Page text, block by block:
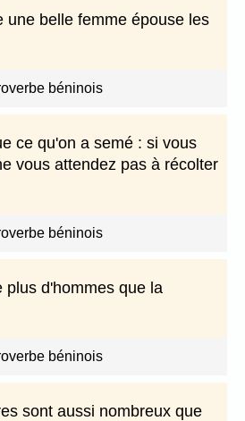
une belle femme épouse les
béninois
ce qu'on a semé : si vous
vous attendez pas à récolter
béninois
plus d'hommes que la
béninois
sont aussi nombreux que